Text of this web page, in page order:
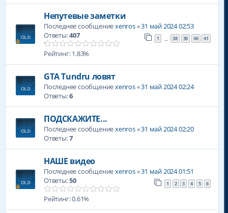
Непутевые заметки
Последнее сообщениеxenros«31 май 2024 02:53
Ответы:407 1 38 39 40 41
Рейтинг: 1.83%
GTA Tundru ловят
Последнее сообщениеxenros«31 май 2024 02:24
Ответы:6
ПОДСКАЖИТЕ...
Последнее сообщениеxenros«31 май 2024 02:20
Ответы:7
НАШЕ видео
Последнее сообщениеxenros«31 май 2024 01:51
Ответы:50 1 2 3 4 5 6
Рейтинг: 0.61%